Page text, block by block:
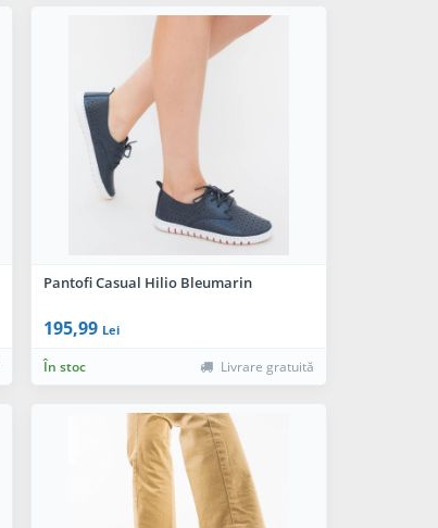
Pantofi Casual Hilio Bleumarin
195,99 Lei
În stoc Livrare gratuită